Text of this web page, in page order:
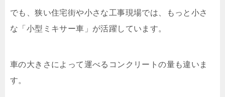
でも、狭い住宅街や小さな工事現場では、もっと小さ
な「小型ミキサー車」が活躍しています。
車の大きさによって運べるコンクリートの量も違いま
す。